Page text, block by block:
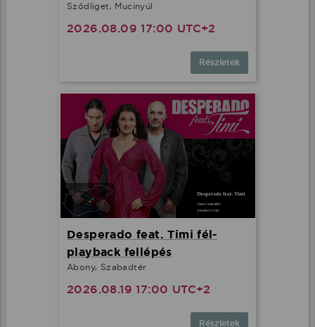
Sződliget, Mucinyúl
2026.08.09 17:00 UTC+2
Részletek
Desperado feat. Timi fél-
playback fellépés
Abony, Szabadtér
2026.08.19 17:00 UTC+2
Részletek